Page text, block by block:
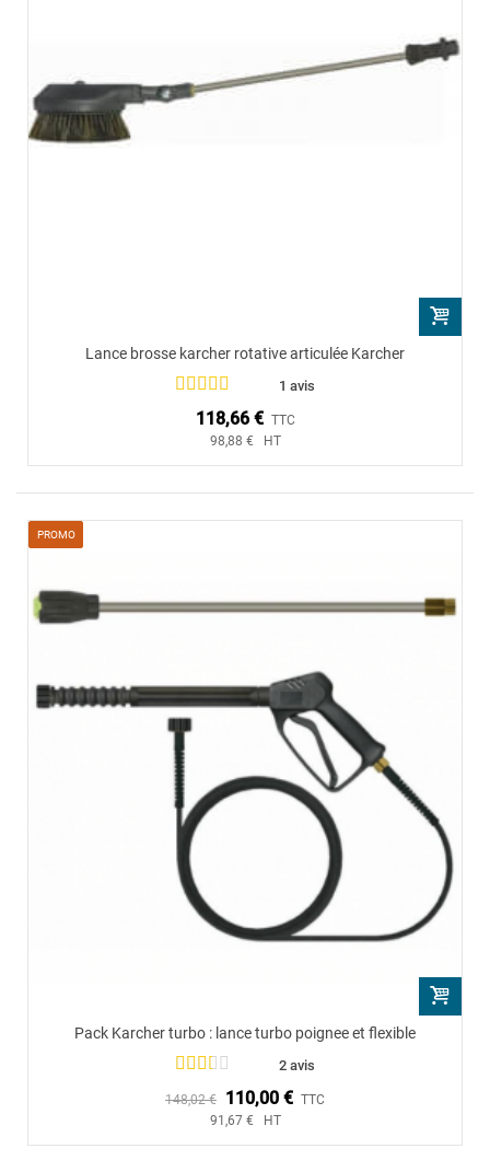
Lance brosse karcher rotative articulée Karcher
1 avis
118,66 € TTC
98,88 € HT
PROMO
Pack Karcher turbo : lance turbo poignee et flexible
2 avis
148,02 € 110,00 € TTC
91,67 € HT